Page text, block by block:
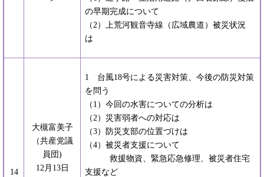
の早期完成について
（2）上荒河観音寺線（広域農道）被災状況
は
14
大槻富美子
（共産党議
員団)
12月13日
1 台風18号による災害対策、今後の防災対策
を問う
（1）今回の水害についての分析は
（2）災害弱者への対応は
（3）防災支部の位置づけは
（4）被災者支援について
救援物資、緊急応急修理、被災者住宅
支援など